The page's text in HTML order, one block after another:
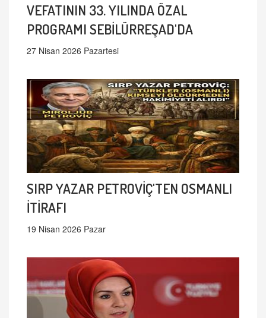
VEFATININ 33. YILINDA ÖZAL
PROGRAMI SEBİLÜRREŞAD'DA
27 Nisan 2026 Pazartesi
SIRP YAZAR PETROVİÇ'TEN OSMANLI
İTİRAFI
19 Nisan 2026 Pazar